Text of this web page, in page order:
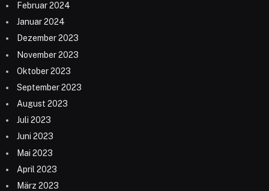
Februar 2024
Januar 2024
Dezember 2023
November 2023
Oktober 2023
September 2023
August 2023
Juli 2023
Juni 2023
Mai 2023
April 2023
März 2023